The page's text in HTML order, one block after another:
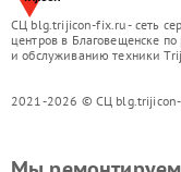
СЦ blg.trijicon-fix.ru - сеть
центров в Благовещенске по
и обслуживанию техники
2021-2026 © СЦ